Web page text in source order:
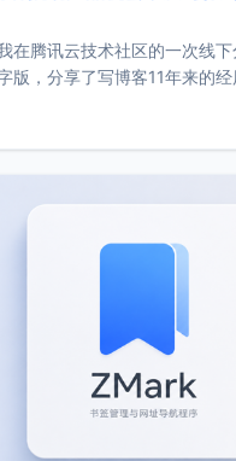
在腾讯云技术社区的一次线
版，分享了写博客11年来的经
品ImgURL的真实数据和产品